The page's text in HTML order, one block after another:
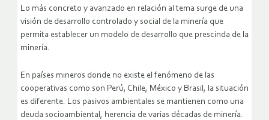
Lo más concreto y avanzado en relación al tema surge de una
visión de desarrollo controlado y social de la minería que
permita establecer un modelo de desarrollo que prescinda de la
minería.
En países mineros donde no existe el fenómeno de las
cooperativas como son Perú, Chile, México y Brasil, la situación
es diferente. Los pasivos ambientales se mantienen como una
deuda socioambiental, herencia de varias décadas de minería.